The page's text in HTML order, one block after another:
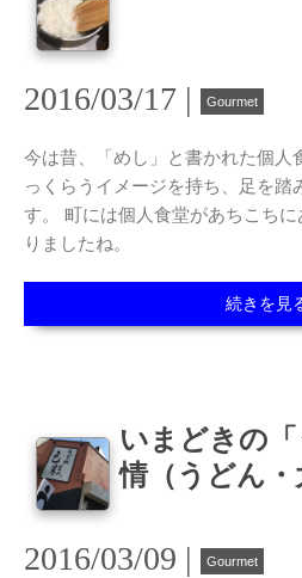
2016/03/17 | Gourmet
今は昔、「めし」と書かれた個人
っくらうイメージを持ち、足を踏
す。 町には個人食堂があちこち
りましたね。
続きを見
いまどきの
情（うどん・
2016/03/09 | Gourmet